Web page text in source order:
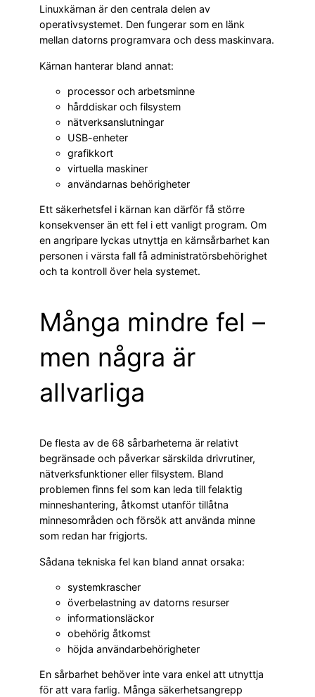
Linuxkärnan är den centrala delen av
operativsystemet. Den fungerar som en länk
mellan datorns programvara och dess maskinvara.
Kärnan hanterar bland annat:
processor och arbetsminne
hårddiskar och filsystem
nätverksanslutningar
USB-enheter
grafikkort
virtuella maskiner
användarnas behörigheter
Ett säkerhetsfel i kärnan kan därför få större
konsekvenser än ett fel i ett vanligt program. Om
en angripare lyckas utnyttja en kärnsårbarhet kan
personen i värsta fall få administratörsbehörighet
och ta kontroll över hela systemet.
Många mindre fel –
men några är
allvarliga
De flesta av de 68 sårbarheterna är relativt
begränsade och påverkar särskilda drivrutiner,
nätverksfunktioner eller filsystem. Bland
problemen finns fel som kan leda till felaktig
minneshantering, åtkomst utanför tillåtna
minnesområden och försök att använda minne
som redan har frigjorts.
Sådana tekniska fel kan bland annat orsaka:
systemkrascher
överbelastning av datorns resurser
informationsläckor
obehörig åtkomst
höjda användarbehörigheter
En sårbarhet behöver inte vara enkel att utnyttja
för att vara farlig. Många säkerhetsangrepp